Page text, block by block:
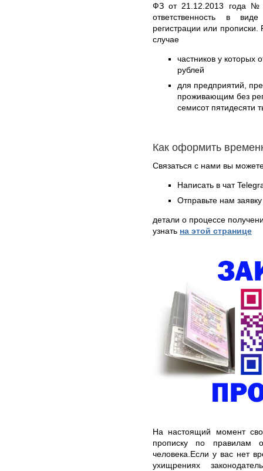
ФЗ от 21.12.2013 года №
ответственность в
регистрации или
случае
частников у которых
рублей
для предприятий,
проживающим без
семисот пятидесяти
Как оформить
Связаться с нами вы
Написать в чат
Отправьте нам
детали о процессе
узнать на этой странице
На настоящий момент
прописку по правилам
человека.Если у вас нет
ухищрениях